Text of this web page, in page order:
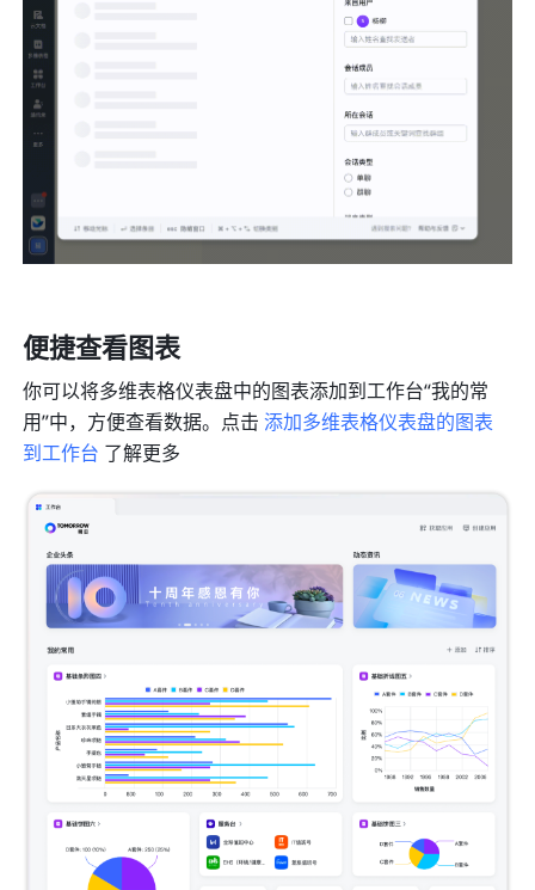
便捷查看图表
你可以将多维表格仪表盘中的图表添加到工作台“我的常
用”中，方便查看数据。点击 添加多维表格仪表盘的图表
到工作台 了解更多